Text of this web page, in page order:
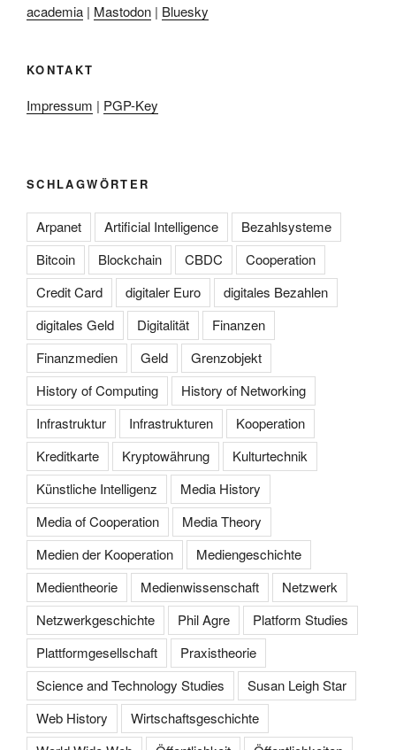
academia | Mastodon | Bluesky
KONTAKT
Impressum | PGP-Key
SCHLAGWÖRTER
Arpanet Artificial Intelligence
Bezahlsysteme
Bitcoin
Blockchain CBDC
Cooperation
Credit Card
digitaler Euro
digitales Bezahlen
digitales Geld
Digitalität
Finanzen
Finanzmedien
Geld
Grenzobjekt
History of Computing
History of Networking
Infrastruktur
Infrastrukturen
Kooperation
Kreditkarte
Kryptowährung
Kulturtechnik
Künstliche Intelligenz
Media History
Media of Cooperation
Media Theory
Medien der Kooperation
Mediengeschichte
Medientheorie
Medienwissenschaft
Netzwerk
Netzwerkgeschichte
Phil Agre
Platform Studies
Plattformgesellschaft
Praxistheorie
Science and Technology Studies
Susan Leigh Star
Web History
Wirtschaftsgeschichte